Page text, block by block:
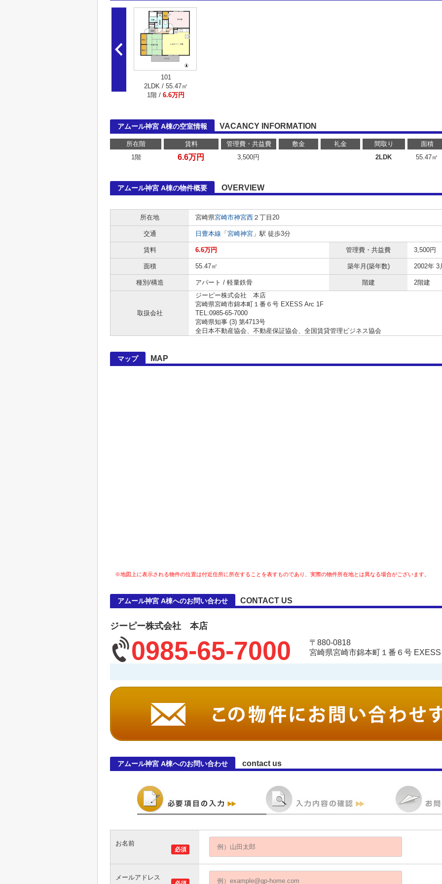
101
2LDK / 55.47㎡
1階 / 6.6万円
アムール神宮 A棟の空室情報 VACANCY INFORMATION
所在階 賃料 管理費・共益費 敷金 礼金 間取り
面積
1階
6.6万円 3,500円 2LDK 55.47㎡
アムール神宮 A棟の物件概要 OVERVIEW
所在地 宮崎県宮崎市神宮西 ２丁目20
交通 日豊本線 「 宮崎神宮 」駅 徒歩3分
賃料 6.6万円 管理費・共益費 3,500円
面積 55.47㎡ 築年月(築年数) 2002年 3
種別/構造 アパート / 軽量鉄骨 階建 2階建
取扱会社
ジーピー株式会社 本店
宮崎県宮崎市錦本町１番６号 EXESS Arc 1F
TEL:0985-65-7000
宮崎県知事 (3) 第4713号
全日本不動産協会、不動産保証協会、全国賃貸管理ビジネス協会
マップ MAP
※地図上に表示される物件の位置は付近住所に所在することを表すものであり、実際の物件所在地とは異なる場合がございます。
アムール神宮 A棟へのお問い合わせ CONTACT US
ジーピー株式会社 本店
0985-65-7000
〒880-0818
宮崎県宮崎市錦本町１番６号
アムール神宮 A棟へのお問い合わせ contact us
必須
お名前
メールアドレス